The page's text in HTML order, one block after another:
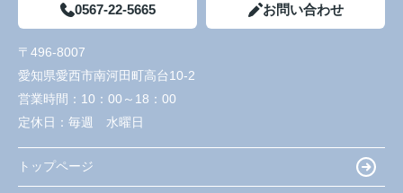
0567-22-5665 お問い合わせ
〒496-8007
愛知県愛西市南河田町高台10-2
営業時間： 10：00～18：00
定休日： 毎週 水曜日
トップページ